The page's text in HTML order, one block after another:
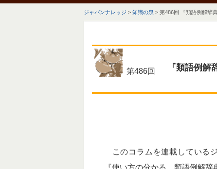
ジャパンナレッジ > 知識の泉 > 第486回 『類語例解辞
第486回 『類語例解
このコラムを連載している
『使い方の分かる 類語例解辞